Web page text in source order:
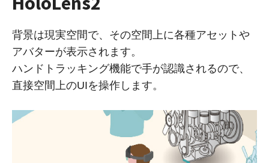
背景は現実空間で、その空間上に各種アセットや
アバターが表示されます。
ハンドトラッキング機能で手が認識されるので、
直接空間上のUIを操作します。